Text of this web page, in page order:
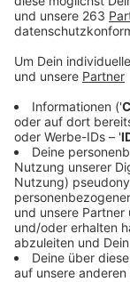
Neben den
Stars wie Mark
bei Kultur-Pur
OpenAir-
Programmheft
buntes
des
2020 und 2021